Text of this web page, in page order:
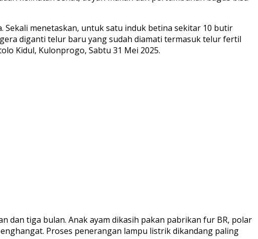
menetaskan, untuk satu induk betina sekitar 10 butir
diganti telur baru yang sudah diamati termasuk telur fertil
Kidul, Kulonprogo, Sabtu 31 Mei 2025.
dan tiga bulan. Anak ayam dikasih pakan pabrikan fur BR, polar
Proses penerangan lampu listrik dikandang paling